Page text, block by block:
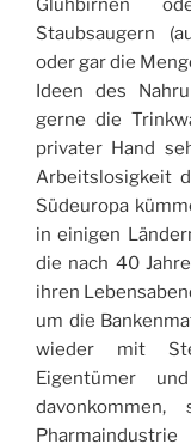
Glühbirnen
Staubsaugern
oder gar die
Ideen des
gerne die
privater Hand
Arbeitslosigkeit
Südeuropa
in einigen
die nach 40
ihren
um die
wieder mit
Eigentümer